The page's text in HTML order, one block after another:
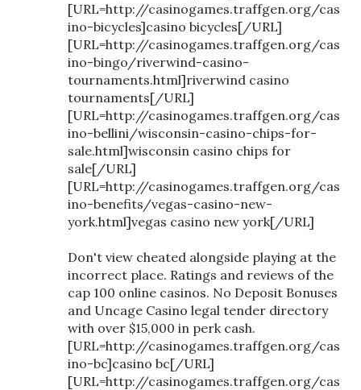
[URL=http://casinogames.traffgen.org/cas
ino-bicycles]casino bicycles[/URL]
[URL=http://casinogames.traffgen.org/cas
ino-bingo/riverwind-casino-
tournaments.html]riverwind casino
tournaments[/URL]
[URL=http://casinogames.traffgen.org/cas
ino-bellini/wisconsin-casino-chips-for-
sale.html]wisconsin casino chips for
sale[/URL]
[URL=http://casinogames.traffgen.org/cas
ino-benefits/vegas-casino-new-
york.html]vegas casino new york[/URL]
Don't view cheated alongside playing at the
incorrect place. Ratings and reviews of the
cap 100 online casinos. No Deposit Bonuses
and Uncage Casino legal tender directory
with over $15,000 in perk cash.
[URL=http://casinogames.traffgen.org/cas
ino-bc]casino bc[/URL]
[URL=http://casinogames.traffgen.org/cas